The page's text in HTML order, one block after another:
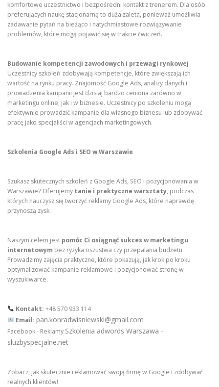
komfortowe uczestnictwo i bezpośredni kontakt z trenerem. Dla osób
preferujących naukę stacjonarną to duża zaleta, ponieważ umożliwia
zadawanie pytań na bieżąco i natychmiastowe rozwiązywanie
problemów, które mogą pojawić się w trakcie ćwiczeń.
Budowanie kompetencji zawodowych i przewagi rynkowej
Uczestnicy szkoleń zdobywają kompetencje, które zwiększają ich
wartość na rynku pracy. Znajomość Google Ads, analizy danych i
prowadzenia kampanii jest dzisiaj bardzo ceniona zarówno w
marketingu online, jak i w biznesie. Uczestnicy po szkoleniu mogą
efektywnie prowadzić kampanie dla własnego biznesu lub zdobywać
pracę jako specjaliści w agencjach marketingowych.
Szkolenia Google Ads i SEO w Warszawie
Szukasz skutecznych szkoleń z Google Ads, SEO i pozycjonowania w
Warszawie? Oferujemy tanie i praktyczne warsztaty, podczas
których nauczysz się tworzyć reklamy Google Ads, które naprawdę
przynoszą zysk.
Naszym celem jest pomóc Ci osiągnąć sukces w marketingu
internetowym bez ryzyka oszustwa czy przepalania budżetu.
Prowadzimy zajęcia praktyczne, które pokazują, jak krok po kroku
optymalizować kampanie reklamowe i pozycjonować stronę w
wyszukiwarce.
Kontakt: +48 570 933 114
Email: pan.konradwisniewski@gmail.com
Facebook - Reklamy Szkolenia adwords Warszawa -
sluzbyspecjalne.net
Zobacz, jak skutecznie reklamować swoją firmę w Google i zdobywać
realnych klientów!